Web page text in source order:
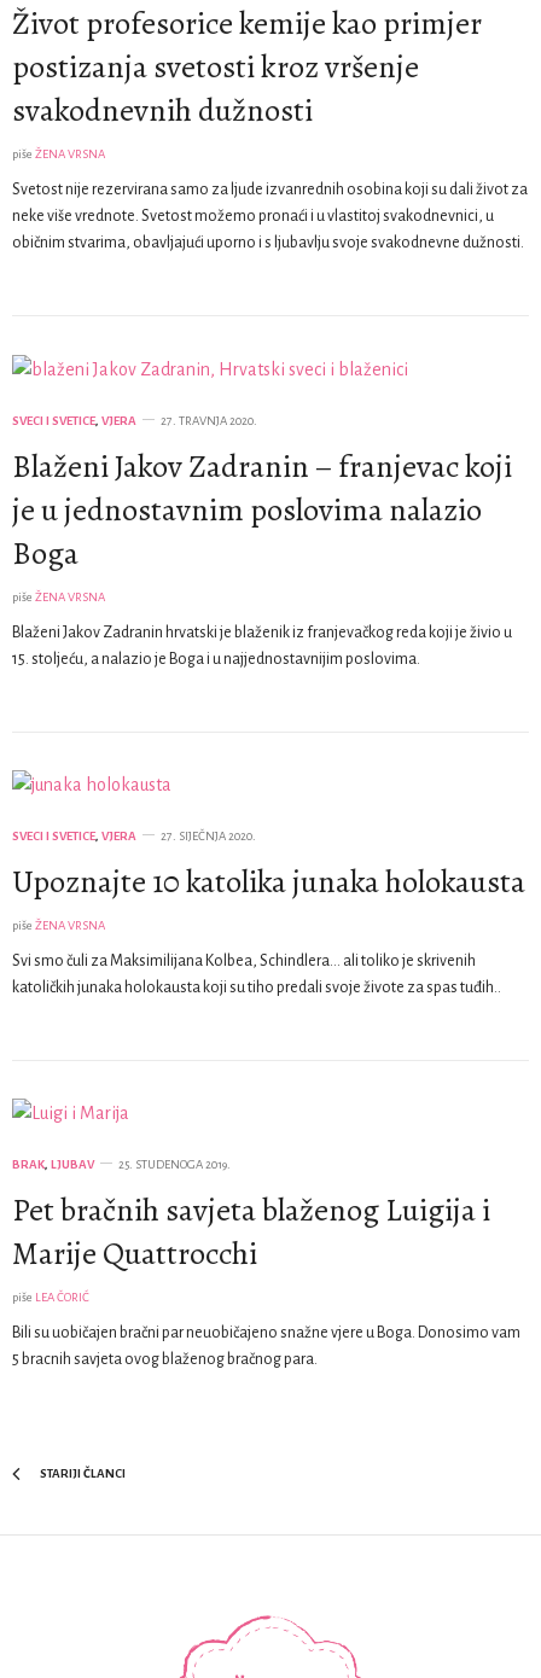
Život profesorice kemije kao primjer
postizanja svetosti kroz vršenje
svakodnevnih dužnosti
piše ŽENA VRSNA
Svetost nije rezervirana samo za ljude izvanrednih osobina koji su dali život za
neke više vrednote. Svetost možemo pronaći i u vlastitoj svakodnevnici, u
običnim stvarima, obavljajući uporno i s ljubavlju svoje svakodnevne dužnosti.
SVECI I SVETICE, VJERA 27. TRAVNJA 2020.
Blaženi Jakov Zadranin – franjevac koji
je u jednostavnim poslovima nalazio
Boga
piše ŽENA VRSNA
Blaženi Jakov Zadranin hrvatski je blaženik iz franjevačkog reda koji je živio u
15. stoljeću, a nalazio je Boga i u najjednostavnijim poslovima.
SVECI I SVETICE, VJERA 27. SIJEČNJA 2020.
Upoznajte 10 katolika junaka holokausta
piše ŽENA VRSNA
Svi smo čuli za Maksimilijana Kolbea, Schindlera… ali toliko je skrivenih
katoličkih junaka holokausta koji su tiho predali svoje živote za spas tuđih..
BRAK, LJUBAV 25. STUDENOGA 2019.
Pet bračnih savjeta blaženog Luigija i
Marije Quattrocchi
piše LEA ČORIĆ
Bili su uobičajen bračni par neuobičajeno snažne vjere u Boga. Donosimo vam
5 bracnih savjeta ovog blaženog bračnog para.
STARIJI ČLANCI